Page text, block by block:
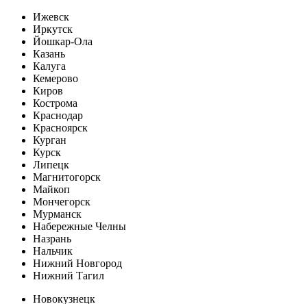
Ижевск
Иркутск
Йошкар-Ола
Казань
Калуга
Кемерово
Киров
Кострома
Краснодар
Красноярск
Курган
Курск
Липецк
Магнитогорск
Майкоп
Мончегорск
Мурманск
Набережные Челны
Назрань
Нальчик
Нижний Новгород
Нижний Тагил
Новокузнецк